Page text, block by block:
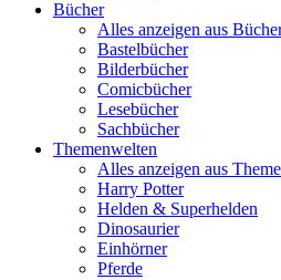
Bücher
Alles anzeigen aus
Bastelbücher
Bilderbücher
Comicbücher
Lesebücher
Sachbücher
Themenwelten
Alles anzeigen aus
Harry Potter
Helden & Superhelden
Dinosaurier
Einhörner
Pferde